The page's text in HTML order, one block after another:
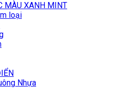
MÀU XANH MINT
loại
Nhựa